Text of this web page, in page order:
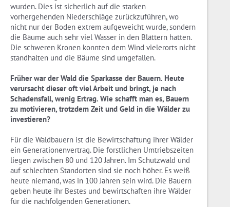
wurden. Dies ist sicherlich auf die starken
vorhergehenden Niederschläge zurückzuführen, wo
nicht nur der Boden extrem aufgeweicht wurde, sondern
die Bäume auch sehr viel Wasser in den Blättern hatten.
Die schweren Kronen konnten dem Wind vielerorts nicht
standhalten und die Bäume sind umgefallen.
Früher war der Wald die Sparkasse der Bauern. Heute
verursacht dieser oft viel Arbeit und bringt, je nach
Schadensfall, wenig Ertrag. Wie schafft man es, Bauern
zu motivieren, trotzdem Zeit und Geld in die Wälder zu
investieren?
Für die Waldbauern ist die Bewirtschaftung ihrer Wälder
ein Generationenvertrag. Die forstlichen Umtriebszeiten
liegen zwischen 80 und 120 Jahren. Im Schutzwald und
auf schlechten Standorten sind sie noch höher. Es weiß
heute niemand, was in 100 Jahren sein wird. Die Bauern
geben heute ihr Bestes und bewirtschaften ihre Wälder
für die nachfolgenden Generationen.